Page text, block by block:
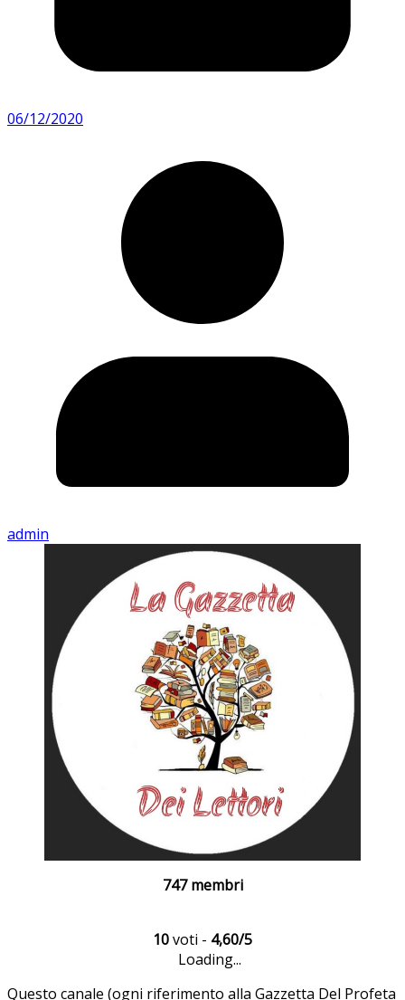
06/12/2020
admin
747 membri
10voti - 4,60/5
Loading...
Questo canale (ogni riferimento alla Gazzetta Del Profeta